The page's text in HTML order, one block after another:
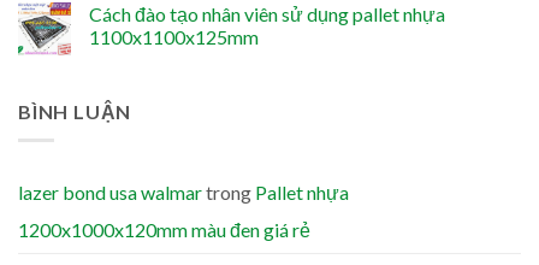
Cách đào tạo nhân viên sử dụng pallet nhựa
1100x1100x125mm
BÌNH LUẬN
lazer bond usa walmartrong Pallet nhựa
1200x1000x120mm màu đen giá rẻ